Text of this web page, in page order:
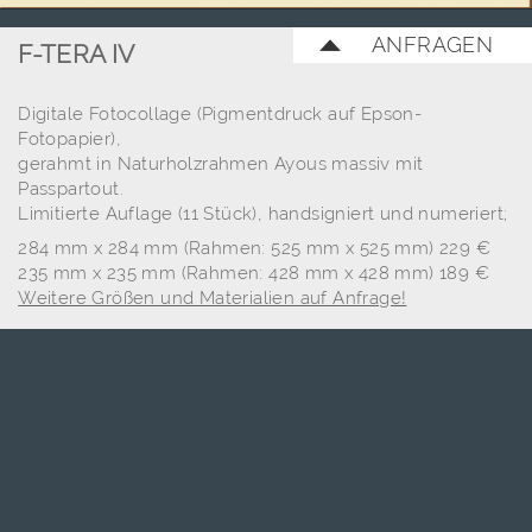
ANFRAGEN
F-TERA IV
Digitale Fotocollage (Pigmentdruck auf Epson-
Fotopapier),
gerahmt in Naturholzrahmen Ayous massiv mit
Passpartout.
Limitierte Auflage (11 Stück), handsigniert und numeriert;
284 mm x 284 mm (Rahmen: 525 mm x 525 mm) 229 €
235 mm x 235 mm (Rahmen: 428 mm x 428 mm) 189 €
Weitere Größen und Materialien auf Anfrage!